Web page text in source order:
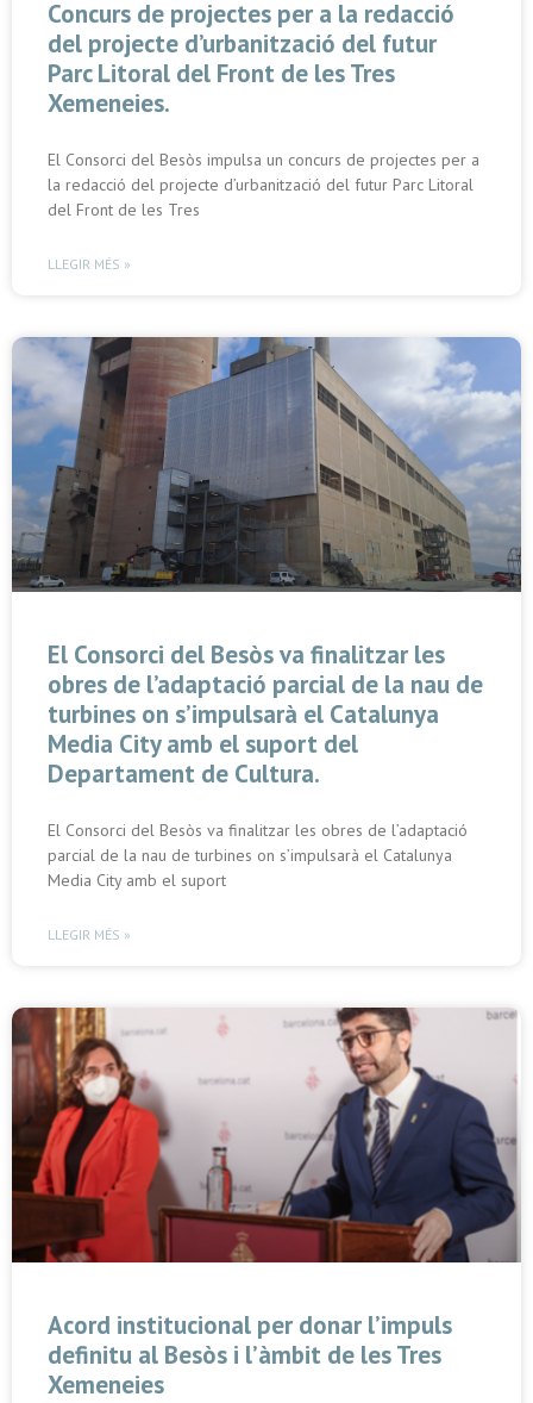
Concurs de projectes per a la redacció
del projecte d’urbanització del futur
Parc Litoral del Front de les Tres
Xemeneies.
El Consorci del Besòs impulsa un concurs de projectes per a
la redacció del projecte d’urbanització del futur Parc Litoral
del Front de les Tres
LLEGIR MÉS »
El Consorci del Besòs va finalitzar les
obres de l’adaptació parcial de la nau de
turbines on s’impulsarà el Catalunya
Media City amb el suport del
Departament de Cultura.
El Consorci del Besòs va finalitzar les obres de l’adaptació
parcial de la nau de turbines on s’impulsarà el Catalunya
Media City amb el suport
LLEGIR MÉS »
Acord institucional per donar l’impuls
definitu al Besòs i l’àmbit de les Tres
Xemeneies